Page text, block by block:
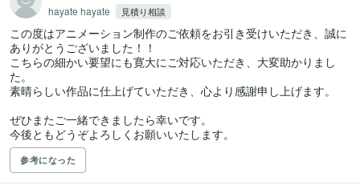
hayate hayate 見積り相談
この度はアニメーション制作のご依頼をお引き受けいただき、誠に
ありがとうございました！！
こちらの細かい要望にも寛大にご対応いただき、大変助かりまし
た。
素晴らしい作品に仕上げていただき、心より感謝申し上げます。
ぜひまたご一緒できましたら幸いです。
今後ともどうぞよろしくお願いいたします。
参考になった